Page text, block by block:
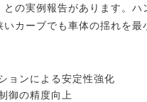
の実例報告があります。ハ
いカーブでも車体の揺れを最
ョンによる安定性強化
御の精度向上